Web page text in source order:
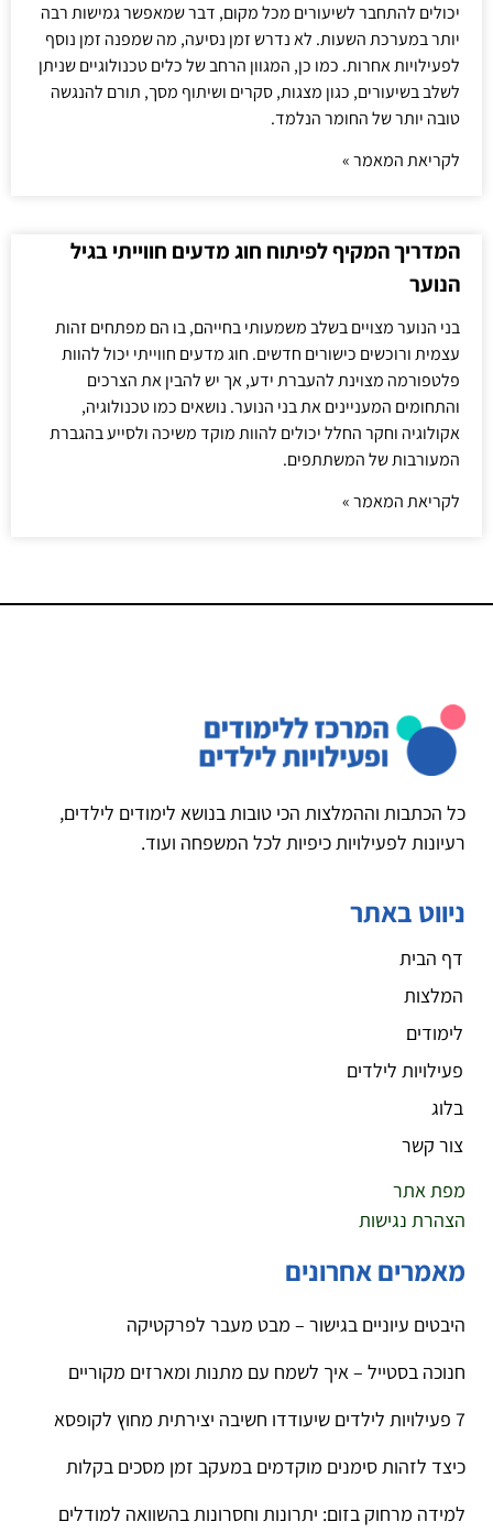
יכולים להתחבר לשיעורים מכל מקום, דבר שמאפשר גמישות רבה
יותר במערכת השעות. לא נדרש זמן נסיעה, מה שמפנה זמן נוסף
לפעילויות אחרות. כמו כן, המגוון הרחב של כלים טכנולוגיים שניתן
לשלב בשיעורים, כגון מצגות, סקרים ושיתוף מסך, תורם להנגשה
טובה יותר של החומר הנלמד.
לקריאת המאמר »
המדריך המקיף לפיתוח חוג מדעים חווייתי בגיל
הנוער
בני הנוער מצויים בשלב משמעותי בחייהם, בו הם מפתחים זהות
עצמית ורוכשים כישורים חדשים. חוג מדעים חווייתי יכול להוות
פלטפורמה מצוינת להעברת ידע, אך יש להבין את הצרכים
והתחומים המעניינים את בני הנוער. נושאים כמו טכנולוגיה,
אקולוגיה וחקר החלל יכולים להוות מוקד משיכה ולסייע בהגברת
המעורבות של המשתתפים.
לקריאת המאמר »
כל הכתבות וההמלצות הכי טובות בנושא לימודים לילדים,
רעיונות לפעילויות כיפיות לכל המשפחה ועוד.
ניווט באתר
דף הבית
המלצות
לימודים
פעילויות לילדים
בלוג
צור קשר
מפת אתר
הצהרת נגישות
מאמרים אחרונים
היבטים עיוניים בגישור – מבט מעבר לפרקטיקה
חנוכה בסטייל – איך לשמח עם מתנות ומארזים מקוריים
7 פעילויות לילדים שיעודדו חשיבה יצירתית מחוץ לקופסא
כיצד לזהות סימנים מוקדמים במעקב זמן מסכים בקלות
למידה מרחוק בזום: יתרונות וחסרונות בהשוואה למודלים